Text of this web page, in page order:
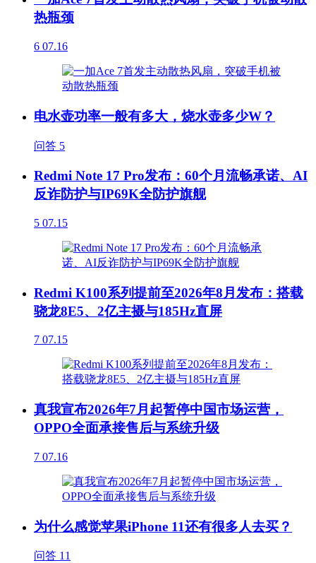
热瓶颈
6 07.16
电水壶功率一般有多大，烧水壶多少W？
问答 5
Redmi Note 17 Pro发布：60个月流畅承诺、AI
反诈防护与IP69K全防护旗舰
5 07.15
Redmi K100系列提前至2026年8月发布：搭载
骁龙8E5、2亿主摄与185Hz直屏
7 07.15
真我宣布2026年7月起暂停中国市场运营，
OPPO全面承接售后与系统升级
7 07.16
为什么感觉苹果iPhone 11还有很多人去买？
问答 11